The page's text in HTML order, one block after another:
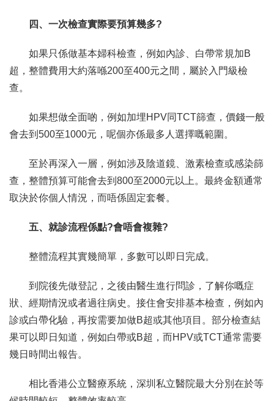
四、一次檢查實際要預算幾多?
如果只係做基本婦科檢查，例如內診、白帶常規加B
超，整體費用大約落喺200至400元之間，屬於入門級檢
查。
如果想做全面啲，例如加埋HPV同TCT篩查，價錢一般
會去到500至1000元，呢個亦係最多人選擇嘅範圍。
至於再深入一層，例如涉及陰道鏡、激素檢查或感染篩
查，整體預算可能會去到800至2000元以上。最終金額通常
取決於你個人情況，而唔係固定套餐。
五、就診流程係點?會唔會複雜?
整體流程其實幾簡單，多數可以即日完成。
到院後先做登記，之後由醫生進行問診，了解你嘅症
狀、經期情況或者過往病史。接住會安排基本檢查，例如內
診或白帶化驗，再按需要加做B超或其他項目。部分檢查結
果可以即日知道，例如白帶或B超，而HPV或TCT通常需要
幾日時間出報告。
相比香港公立醫療系統，深圳私立醫院最大分別在於等